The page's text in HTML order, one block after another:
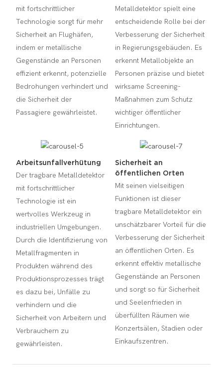
mit fortschrittlicher
Technologie sorgt für mehr
Sicherheit an Flughäfen,
indem er metallische
Gegenstände an Personen
effizient erkennt, potenzielle
Bedrohungen verhindert und
die Sicherheit der
Passagiere gewährleistet.
Metalldetektor spielt eine
entscheidende Rolle bei der
Verbesserung der Sicherheit
in Regierungsgebäuden. Es
erkennt Metallobjekte an
Personen präzise und bietet
wirksame Screening-
Maßnahmen zum Schutz
wichtiger öffentlicher
Einrichtungen.
Arbeitsunfallverhütung
Der tragbare Metalldetektor
mit fortschrittlicher
Technologie ist ein
wertvolles Werkzeug in
industriellen Umgebungen.
Durch die Identifizierung von
Metallfragmenten in
Produkten während des
Produktionsprozesses trägt
es dazu bei, Unfälle zu
verhindern und die
Sicherheit von Arbeitern und
Verbrauchern zu
gewährleisten.
Sicherheit an
öffentlichen Orten
Mit seinen vielseitigen
Funktionen ist dieser
tragbare Metalldetektor ein
unschätzbarer Vorteil für die
Verbesserung der Sicherheit
an öffentlichen Orten. Es
erkennt effektiv metallische
Gegenstände an Personen
und sorgt so für Sicherheit
und Seelenfrieden in
überfüllten Räumen wie
Konzertsälen, Stadien oder
Einkaufszentren.